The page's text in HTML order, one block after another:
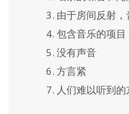
由于房间反射
包含音乐的项
没有声音
方言紧
人们难以听到